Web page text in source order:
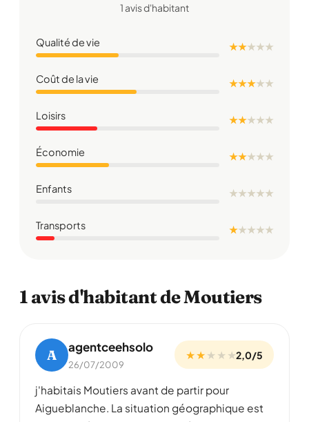
1 avis d'habitant
Qualité de vie ★ ★★★★
Coût de la vie ★ ★ ★★★
Loisirs ★ ★★★★
Économie ★ ★★★★
Enfants ★★★★★
Transports ★★★★★
1 avis d'habitant de Moutiers
A agentceehsolo
26/07/2009
★ ★★ ★ ★2,0/5
j'habitais Moutiers avant de partir pour
Aigueblanche. La situation géographique est